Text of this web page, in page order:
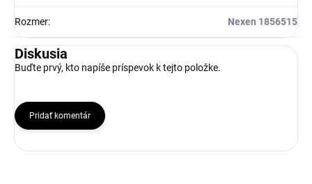
Rozmer: Nexen 1856515
Diskusia
Buďte prvý, kto napíše príspevok k tejto položke.
Pridať komentár